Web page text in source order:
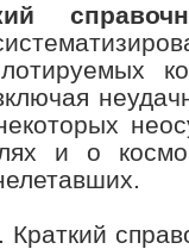
и о
Краткий